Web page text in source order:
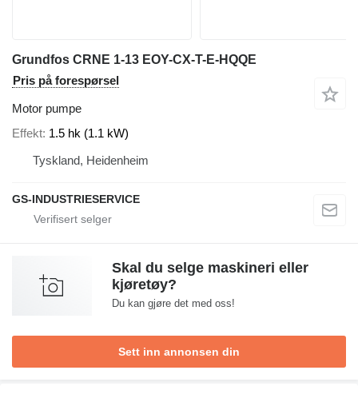
Grundfos CRNE 1-13 EOY-CX-T-E-HQQE
Pris på forespørsel
Motor pumpe
Effekt 1.5 hk (1.1 kW)
Tyskland, Heidenheim
GS-INDUSTRIESERVICE
Skal du selge maskineri eller
kjøretøy?
Du kan gjøre det med oss!
Sett inn annonsen din